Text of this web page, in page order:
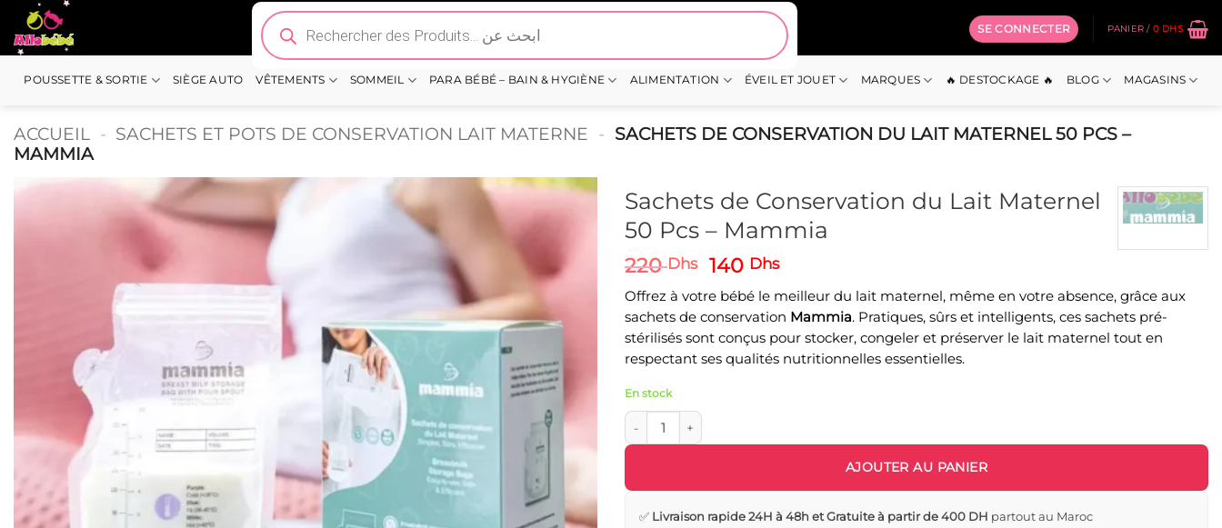
Passer
au
contenu
Recherche
de
produits
SE CONNECTER PANIER / 0 DHS
POUSSETTE & SORTIE SIÈGE AUTO VÊTEMENTS SOMMEIL PARA BÉBÉ – BAIN & HYGIÈNE ALIMENTATION ÉVEIL ET JOUET MARQUES 🔥 DESTOCKAGE 🔥 BLOG MAGASINS
ACCUEIL - SACHETS ET POTS DE CONSERVATION LAIT MATERNE - SACHETS DE CONSERVATION DU LAIT MATERNEL 50 PCS –
MAMMIA
Sachets de Conservation du Lait Maternel
50 Pcs – Mammia
220Dhs
Le
prix
initial
était :
220 Dhs.
140 DhsLe
prix
actuel
est :
140 Dhs.
Offrez à votre bébé le meilleur du lait maternel, même en votre absence, grâce aux
sachets de conservation Mammia. Pratiques, sûrs et intelligents, ces sachets pré-
stérilisés sont conçus pour stocker, congeler et préserver le lait maternel tout en
respectant ses qualités nutritionnelles essentielles.
En stock
quantité de Sachets de Conservation du Lait Maternel 50 Pcs - Mammia
AJOUTER AU PANIER
✅ Livraison rapide 24H à 48h et Gratuite à partir de 400 DH partout au Maroc